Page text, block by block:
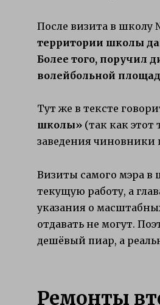
После визита в
территории школы
Более того, поручил
волейбольной
Тут же в тексте
школы» (так как этот
заведения чиновники
Визиты самого мэра в
текущую работу, а
указания о
отдавать не могут.
дешёвый пиар, а
Ремонты